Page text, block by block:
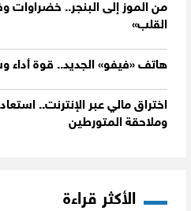
من الموز إلى البنجر.. خضراوات
القلب»
هاتف «فيفو» الجديد.. قوة
وملاحقة المتورطين
الأكثر قراءة